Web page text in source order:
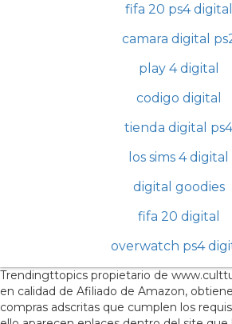
fifa 20 ps4 digital
camara digital
play 4 digital
codigo digital
tienda digital ps4
los sims 4 digital
digital goodies
fifa 20 digital
overwatch ps4
Trendingttopics propietario de
en calidad de Afiliado de Amazon,
compras adscritas que cumplen los